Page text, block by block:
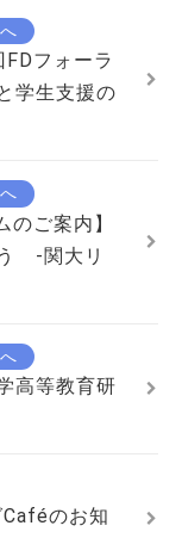
フォーラ
学生支援の
ご案内】
‐関大リ
高等教育研
のお知